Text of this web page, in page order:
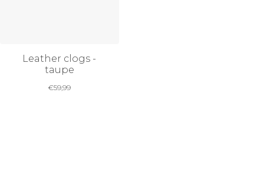
Leather clogs -
taupe
€59,99